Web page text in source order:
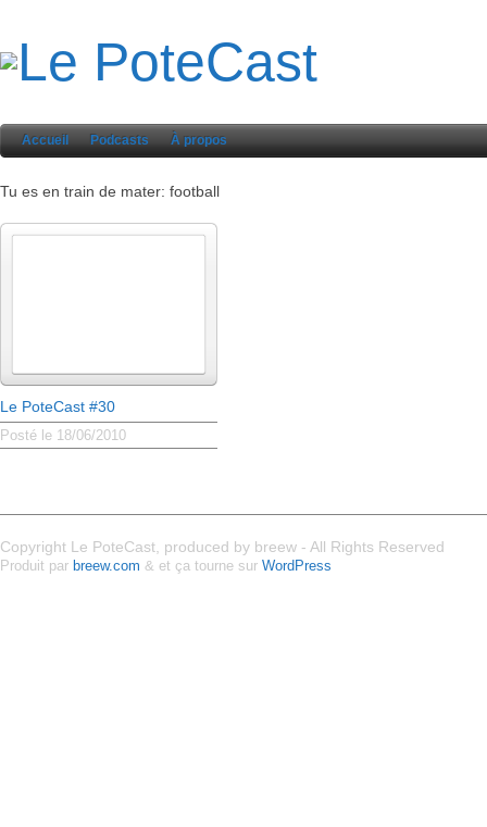
Accueil Podcasts À propos
Tu es en train de mater: football
Le PoteCast #30
Posté le 18/06/2010
Copyright Le PoteCast, produced by breew - All Rights Reserved
Produit par breew.com & et ça tourne sur WordPress